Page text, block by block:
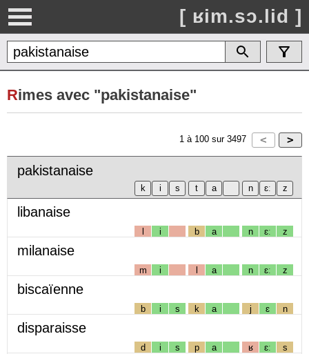
[ ʁim.sɔ.lid ]
Rimes avec "pakistanaise"
1 à 100 sur 3497
pakistanaise
libanaise
l i b a n ɛː z
milanaise
m i l a n ɛː z
biscaïenne
b i s k a j ɛ n
disparaisse
d i s p a ʁ ɛː s